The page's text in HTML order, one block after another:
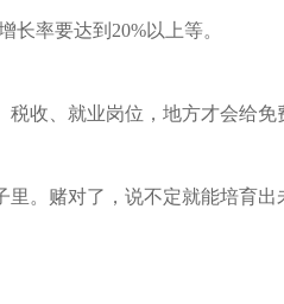
长率要达到20%以上等。
收、就业岗位，地方才会给免
。赌对了，说不定就能培育出